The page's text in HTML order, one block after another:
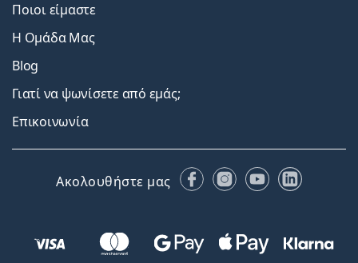
Ποιοι είμαστε
Η Ομάδα Μας
Blog
Γιατί να ψωνίσετε από εμάς;
Επικοινωνία
Ακολουθήστε μας FacebookInstagram
YouTubeLinkedIn